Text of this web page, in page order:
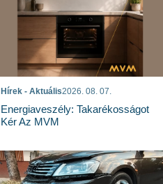
Hírek - Aktuális2026. 08. 07.
Energiaveszély: Takarékosságot
Kér Az MVM